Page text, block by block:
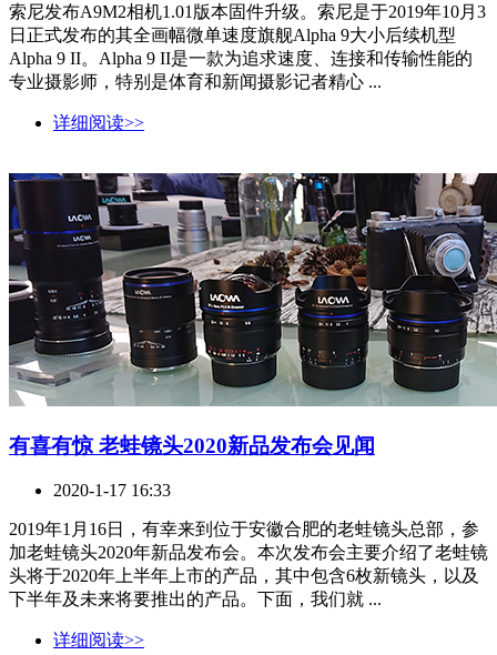
索尼发布A9M2相机1.01版本固件升级。索尼是于2019年10月3
日正式发布的其全画幅微单速度旗舰Alpha 9大小后续机型
Alpha 9 II。Alpha 9 II是一款为追求速度、连接和传输性能的
专业摄影师，特别是体育和新闻摄影记者精心 ...
详细阅读>>
有喜有惊 老蛙镜头2020新品发布会见闻
2020-1-17 16:33
2019年1月16日，有幸来到位于安徽合肥的老蛙镜头总部，参
加老蛙镜头2020年新品发布会。本次发布会主要介绍了老蛙镜
头将于2020年上半年上市的产品，其中包含6枚新镜头，以及
下半年及未来将要推出的产品。下面，我们就 ...
详细阅读>>